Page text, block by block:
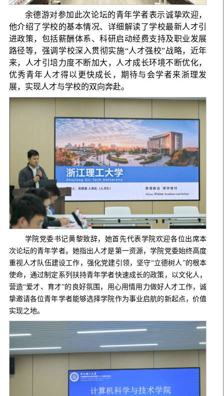
余德游对参加此次论坛的青年学者表示诚挚欢迎，
他介绍了学校的基本情况、详细解读了学校最新人才引
进政策，包括薪酬体系、科研启动经费支持及职业发展
路径等，强调学校深入贯彻实施“人才强校”战略，近年
来，人才引培力度不断加大，人才成长环境不断优化，
优秀青年人才得以更快成长，期待与会学者来浙理发
展，实现人才与学校的双向奔赴。
学院党委书记黄黎致辞，她首先代表学院欢迎各位出席本
次论坛的青年学者。她指出人才是第一资源，学院党委始终高度
重视人才队伍建设工作，强化党建引领，坚守“立德树人”的根本
使命，通过制定系列扶持青年学者快速成长的政策，以文化人，
营造“爱才、育才”的良好氛围，用心用情用力做好人才工作，诚
挚邀请各位青年学者能够选择学院作为事业启航的新起点，价值
实现之地。